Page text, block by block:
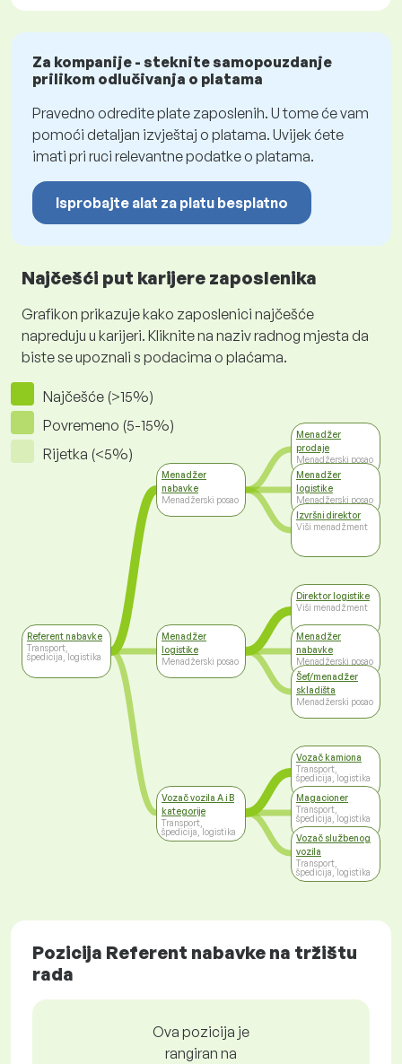
Za kompanije - steknite samopouzdanje
prilikom odlučivanja o platama
Pravedno odredite plate zaposlenih. U tome će vam
pomoći detaljan izvještaj o platama. Uvijek ćete
imati pri ruci relevantne podatke o platama.
Isprobajte alat za platu besplatno
Najčešći put karijere zaposlenika
Grafikon prikazuje kako zaposlenici najčešće
napreduju u karijeri. Kliknite na naziv radnog mjesta da
biste se upoznali s podacima o plaćama.
Najčešće (>15%)
Povremeno (5-15%)
Rijetka (<5%)
Referent nabavke
Transport,
špedicija, logistika
Menadžer
nabavke
Menadžerski posao
Menadžer
logistike
Menadžerski posao
Vozač vozila A i B
kategorije
Transport,
špedicija, logistika
Menadžer
prodaje
Menadžerski posao
Menadžer
logistike
Menadžerski posao
Izvršni direktor
Viši menadžment
Direktor logistike
Viši menadžment
Menadžer
nabavke
Menadžerski posao
Šef/menadžer
skladišta
Menadžerski posao
Vozač kamiona
Transport,
špedicija, logistika
Magacioner
Transport,
špedicija, logistika
Vozač službenog
vozila
Transport,
špedicija, logistika
Pozicija Referent nabavke na tržištu
rada
Ova pozicija je
rangiran na